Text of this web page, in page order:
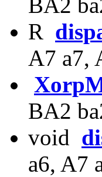
R
A7 a7,
BA2
void
a6, A7